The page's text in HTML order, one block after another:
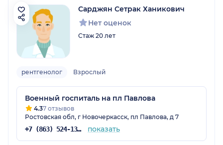
Сарджян Сетрак Ханикович
Нет оценок
Стаж 20 лет
рентгенолог Взрослый
Военный госпиталь на пл Павлова
4.37 отзывов
Ростовская обл, г Новочеркасск, пл Павлова, д 7
+7 (863) 524-13-44 показать